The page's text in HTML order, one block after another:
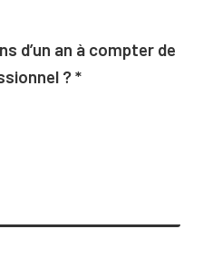
d’un an à compter de
?